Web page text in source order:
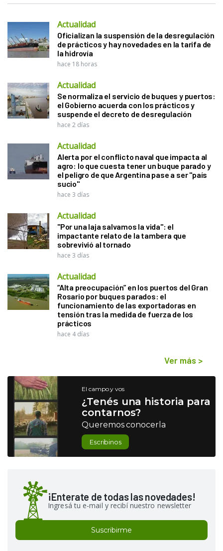
Actualidad
Oficializan la suspensión de la desregulación
de prácticos y hay novedades en la tarifa de
la hidrovía
hace 18 horas
Actualidad
Se normaliza el servicio de buques y puertos:
el Gobierno acuerda con los prácticos y
suspende el decreto de desregulación
hace 2 días
Actualidad
Alerta por el conflicto naval que impacta al
agro: lo que cuesta tener un buque parado y
el peligro de que Argentina pase a ser "país
sucio"
hace 3 días
Actualidad
"Por una laja salvamos la vida": el
impactante relato de la tambera que
sobrevivió al tornado
hace 3 días
Actualidad
“Alta preocupación” en los puertos del Gran
Rosario por buques parados: el
funcionamiento de las exportadoras en
tensión tras la medida de fuerza de los
prácticos
hace 4 días
Ver más >
El campo y vos
¿Tenés una historia para
contarnos?
Queremos conocerla
Escribinos
¡Enterate de todas las novedades!
Ingresá tu e-mail y recibí nuestro newsletter
Suscribirme